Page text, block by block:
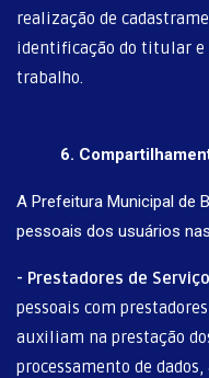
realização de
identificação do titular e
trabalho.
6.
A Prefeitura Municipal de
pessoais dos usuários
- Prestadores de
pessoais com
auxiliam na prestação
processamento de